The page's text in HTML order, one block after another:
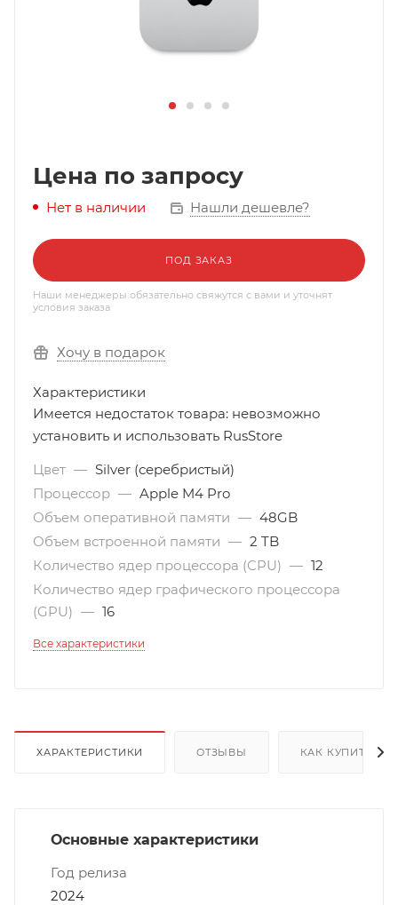
Цена по запросу
Нет в наличии Нашли дешевле?
ПОД ЗАКАЗ
Наши менеджеры обязательно свяжутся с вами и уточнят
условия заказа
Хочу в подарок
Характеристики
Имеется недостаток товара: невозможно
установить и использовать RusStore
Цвет — Silver (серебристый)
Процессор — Apple M4 Pro
Объем оперативной памяти — 48GB
Объем встроенной памяти — 2 TB
Количество ядер процессора (CPU) — 12
Количество ядер графического процессора
(GPU) — 16
Все характеристики
ХАРАКТЕРИСТИКИ ОТЗЫВЫ КАК КУПИТЬ
Основные характеристики
Год релиза
2024